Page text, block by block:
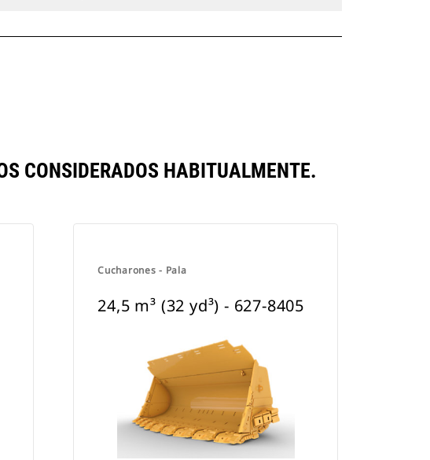
CONSIDERADOS HABITUALMENTE.
Cucharones - Pala
24,5 m³ (32 yd³) - 627-8405